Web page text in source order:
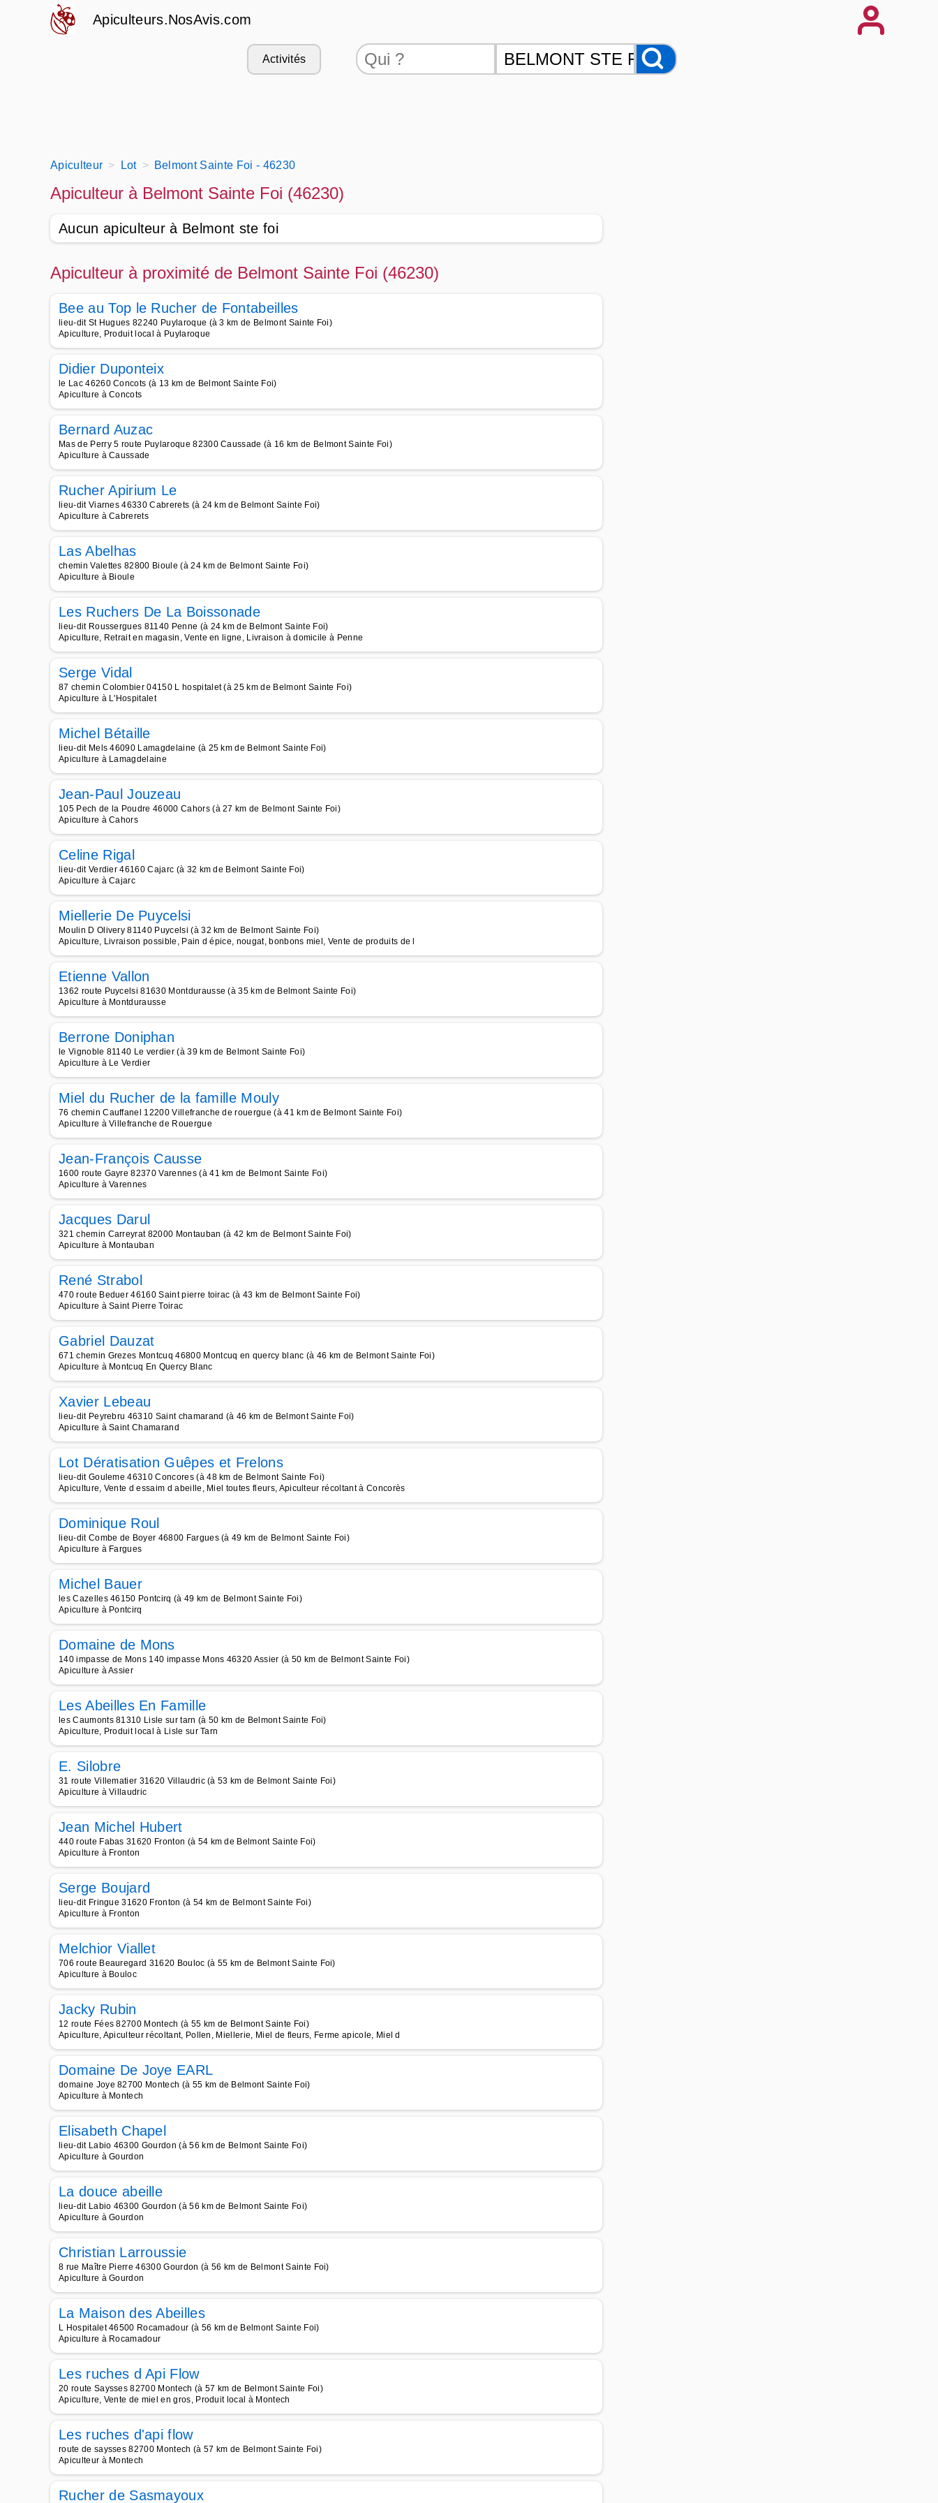
Apiculteurs.NosAvis.com
Activités
Apiculteur Lot Belmont Sainte Foi - 46230
Apiculteur à Belmont Sainte Foi (46230)
Aucun apiculteur à Belmont ste foi
Apiculteur à proximité de Belmont Sainte Foi (46230)
Bee au Top le Rucher de Fontabeilles
lieu-dit St Hugues 82240 Puylaroque (à 3 km de Belmont Sainte Foi)
Apiculture, Produit local à Puylaroque
Didier Duponteix
le Lac 46260 Concots (à 13 km de Belmont Sainte Foi)
Apiculture à Concots
Bernard Auzac
Mas de Perry 5 route Puylaroque 82300 Caussade (à 16 km de Belmont Sainte Foi)
Apiculture à Caussade
Rucher Apirium Le
lieu-dit Viarnes 46330 Cabrerets (à 24 km de Belmont Sainte Foi)
Apiculture à Cabrerets
Las Abelhas
chemin Valettes 82800 Bioule (à 24 km de Belmont Sainte Foi)
Apiculture à Bioule
Les Ruchers De La Boissonade
lieu-dit Roussergues 81140 Penne (à 24 km de Belmont Sainte Foi)
Apiculture, Retrait en magasin, Vente en ligne, Livraison à domicile à Penne
Serge Vidal
87 chemin Colombier 04150 L hospitalet (à 25 km de Belmont Sainte Foi)
Apiculture à L'Hospitalet
Michel Bétaille
lieu-dit Mels 46090 Lamagdelaine (à 25 km de Belmont Sainte Foi)
Apiculture à Lamagdelaine
Jean-Paul Jouzeau
105 Pech de la Poudre 46000 Cahors (à 27 km de Belmont Sainte Foi)
Apiculture à Cahors
Celine Rigal
lieu-dit Verdier 46160 Cajarc (à 32 km de Belmont Sainte Foi)
Apiculture à Cajarc
Miellerie De Puycelsi
Moulin D Olivery 81140 Puycelsi (à 32 km de Belmont Sainte Foi)
Apiculture, Livraison possible, Pain d épice, nougat, bonbons miel, Vente de produits de l
Etienne Vallon
1362 route Puycelsi 81630 Montdurausse (à 35 km de Belmont Sainte Foi)
Apiculture à Montdurausse
Berrone Doniphan
le Vignoble 81140 Le verdier (à 39 km de Belmont Sainte Foi)
Apiculture à Le Verdier
Miel du Rucher de la famille Mouly
76 chemin Cauffanel 12200 Villefranche de rouergue (à 41 km de Belmont Sainte Foi)
Apiculture à Villefranche de Rouergue
Jean-François Causse
1600 route Gayre 82370 Varennes (à 41 km de Belmont Sainte Foi)
Apiculture à Varennes
Jacques Darul
321 chemin Carreyrat 82000 Montauban (à 42 km de Belmont Sainte Foi)
Apiculture à Montauban
René Strabol
470 route Beduer 46160 Saint pierre toirac (à 43 km de Belmont Sainte Foi)
Apiculture à Saint Pierre Toirac
Gabriel Dauzat
671 chemin Grezes Montcuq 46800 Montcuq en quercy blanc (à 46 km de Belmont Sainte Foi)
Apiculture à Montcuq En Quercy Blanc
Xavier Lebeau
lieu-dit Peyrebru 46310 Saint chamarand (à 46 km de Belmont Sainte Foi)
Apiculture à Saint Chamarand
Lot Dératisation Guêpes et Frelons
lieu-dit Gouleme 46310 Concores (à 48 km de Belmont Sainte Foi)
Apiculture, Vente d essaim d abeille, Miel toutes fleurs, Apiculteur récoltant à Concorès
Dominique Roul
lieu-dit Combe de Boyer 46800 Fargues (à 49 km de Belmont Sainte Foi)
Apiculture à Fargues
Michel Bauer
les Cazelles 46150 Pontcirq (à 49 km de Belmont Sainte Foi)
Apiculture à Pontcirq
Domaine de Mons
140 impasse de Mons 140 impasse Mons 46320 Assier (à 50 km de Belmont Sainte Foi)
Apiculture à Assier
Les Abeilles En Famille
les Caumonts 81310 Lisle sur tarn (à 50 km de Belmont Sainte Foi)
Apiculture, Produit local à Lisle sur Tarn
E. Silobre
31 route Villematier 31620 Villaudric (à 53 km de Belmont Sainte Foi)
Apiculture à Villaudric
Jean Michel Hubert
440 route Fabas 31620 Fronton (à 54 km de Belmont Sainte Foi)
Apiculture à Fronton
Serge Boujard
lieu-dit Fringue 31620 Fronton (à 54 km de Belmont Sainte Foi)
Apiculture à Fronton
Melchior Viallet
706 route Beauregard 31620 Bouloc (à 55 km de Belmont Sainte Foi)
Apiculture à Bouloc
Jacky Rubin
12 route Fées 82700 Montech (à 55 km de Belmont Sainte Foi)
Apiculture, Apiculteur récoltant, Pollen, Miellerie, Miel de fleurs, Ferme apicole, Miel d
Domaine De Joye EARL
domaine Joye 82700 Montech (à 55 km de Belmont Sainte Foi)
Apiculture à Montech
Elisabeth Chapel
lieu-dit Labio 46300 Gourdon (à 56 km de Belmont Sainte Foi)
Apiculture à Gourdon
La douce abeille
lieu-dit Labio 46300 Gourdon (à 56 km de Belmont Sainte Foi)
Apiculture à Gourdon
Christian Larroussie
8 rue Maître Pierre 46300 Gourdon (à 56 km de Belmont Sainte Foi)
Apiculture à Gourdon
La Maison des Abeilles
L Hospitalet 46500 Rocamadour (à 56 km de Belmont Sainte Foi)
Apiculture à Rocamadour
Les ruches d Api Flow
20 route Saysses 82700 Montech (à 57 km de Belmont Sainte Foi)
Apiculture, Vente de miel en gros, Produit local à Montech
Les ruches d'api flow
route de saysses 82700 Montech (à 57 km de Belmont Sainte Foi)
Apiculteur à Montech
Rucher de Sasmayoux